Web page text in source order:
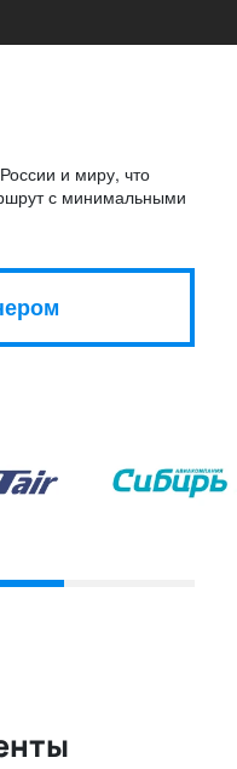
и миру, что
с минимальными